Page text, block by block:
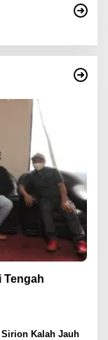
Tengah
Kalah Jauh